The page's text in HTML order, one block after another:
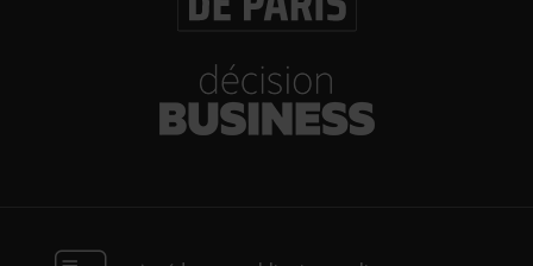
retour
30/07/2026
Glenn Viel et Brandon Dehan ouvrent la première